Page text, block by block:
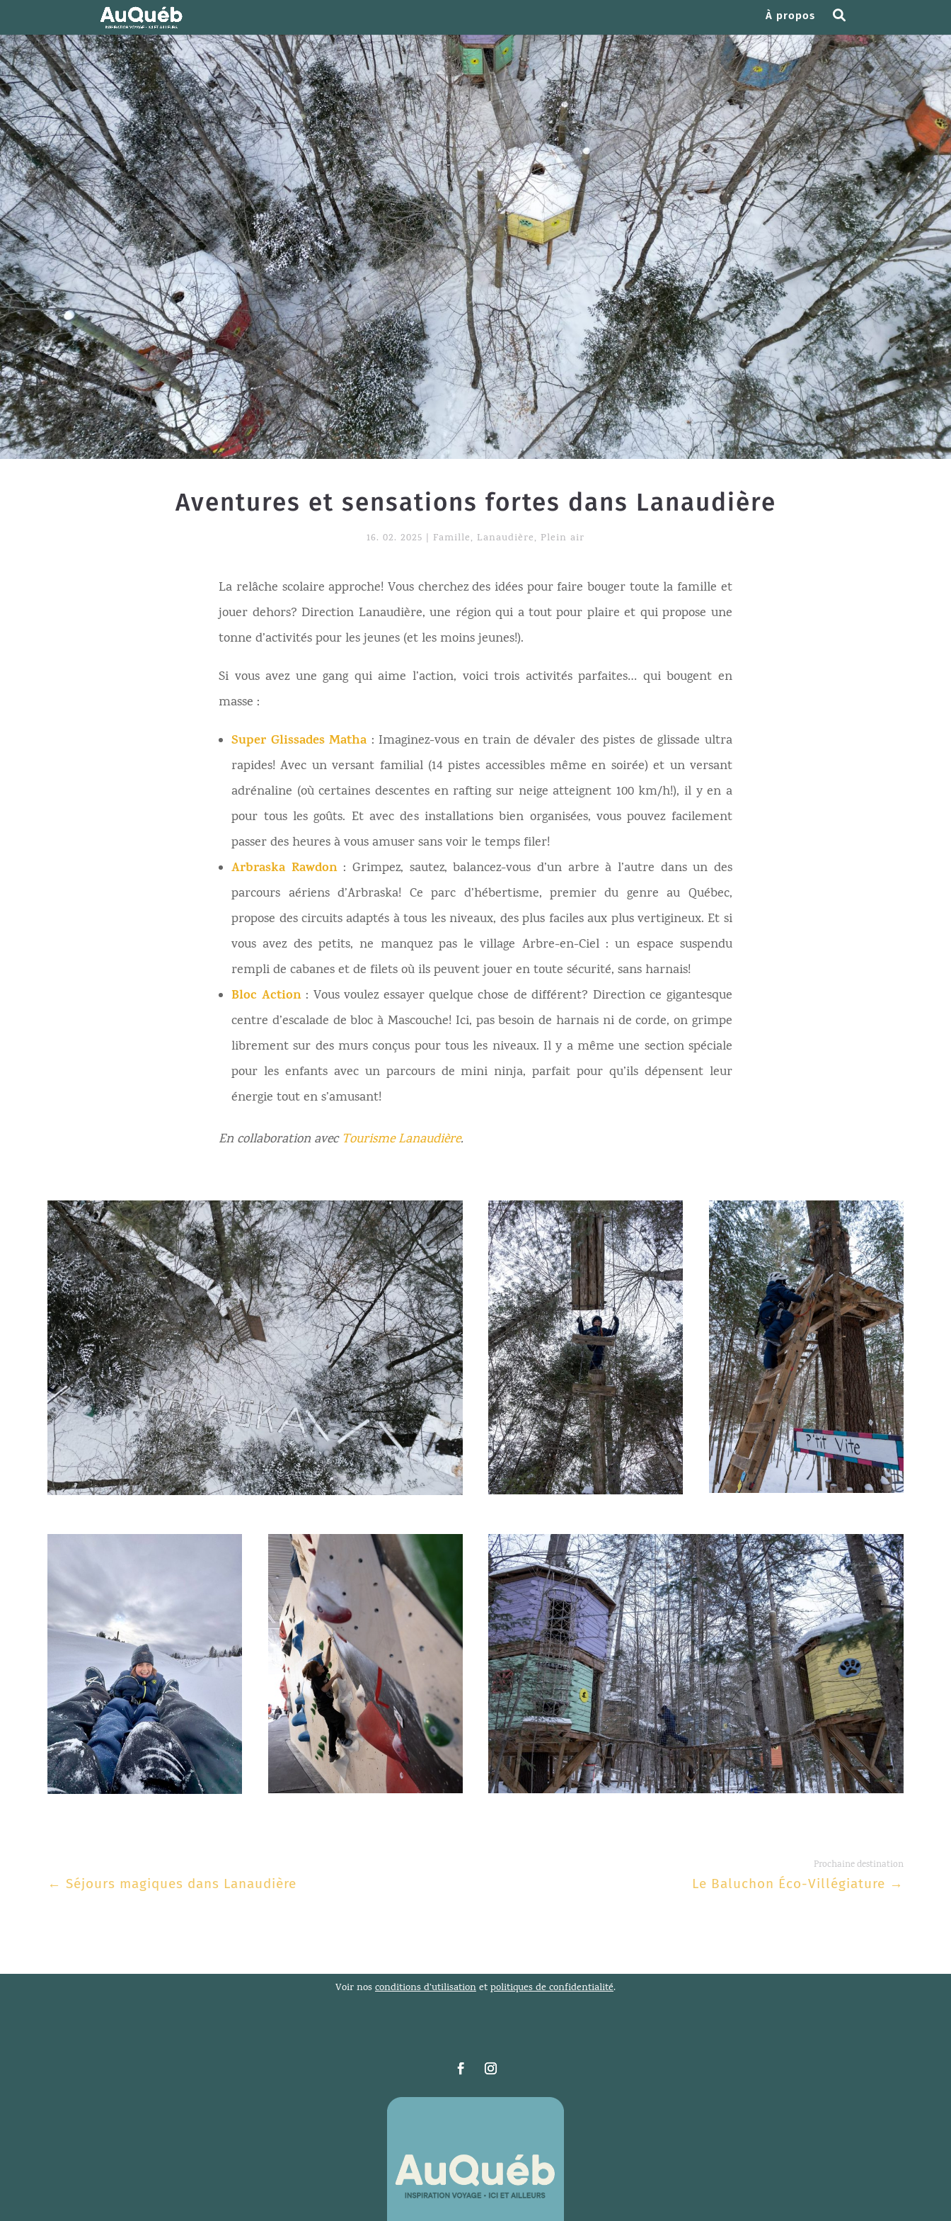
À propos
Aventures et sensations fortes dans Lanaudière
16. 02. 2025 Famille, Lanaudière, Plein air
La relâche scolaire approche! Vous cherchez des idées pour faire bouger toute la famille et
jouer dehors? Direction Lanaudière, une région qui a tout pour plaire et qui propose une
tonne d’activités pour les jeunes (et les moins jeunes!).
Si vous avez une gang qui aime l’action, voici trois activités parfaites… qui bougent en
masse :
Super Glissades Matha : Imaginez-vous en train de dévaler des pistes de glissade ultra
rapides! Avec un versant familial (14 pistes accessibles même en soirée) et un versant
adrénaline (où certaines descentes en rafting sur neige atteignent 100 km/h!), il y en a
pour tous les goûts. Et avec des installations bien organisées, vous pouvez facilement
passer des heures à vous amuser sans voir le temps filer!
Arbraska Rawdon: Grimpez, sautez, balancez-vous d’un arbre à l’autre dans un des
parcours aériens d’Arbraska! Ce parc d’hébertisme, premier du genre au Québec,
propose des circuits adaptés à tous les niveaux, des plus faciles aux plus vertigineux. Et si
vous avez des petits, ne manquez pas le village Arbre-en-Ciel : un espace suspendu
rempli de cabanes et de filets où ils peuvent jouer en toute sécurité, sans harnais!
Bloc Action : Vous voulez essayer quelque chose de différent? Direction ce gigantesque
centre d’escalade de bloc à Mascouche! Ici, pas besoin de harnais ni de corde, on grimpe
librement sur des murs conçus pour tous les niveaux. Il y a même une section spéciale
pour les enfants avec un parcours de mini ninja, parfait pour qu’ils dépensent leur
énergie tout en s’amusant!
En collaboration avec Tourisme Lanaudière.
Prochaine destination
←Séjours magiques dans Lanaudière Le Baluchon Éco-Villégiature →
Voir nosconditions d’utilisationetpolitiques de confidentialité.